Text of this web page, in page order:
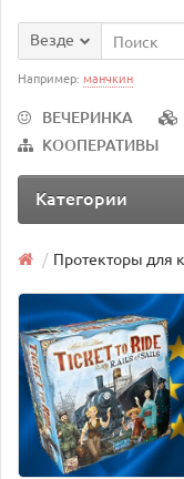
Везде
Например: манчкин
ВЕЧЕРИНКА
КООПЕРАТИВЫ
Категории
Протекторы для